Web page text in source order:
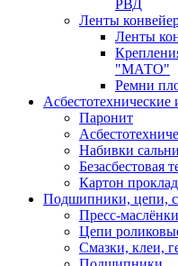
РВД
Ленты
Ленты
"МАТО"
Ремни
Паронит
Набивки
Безасбестовая
Картон
Подшипники, цепи,
Пресс-
Цепи
Смазки, клеи,